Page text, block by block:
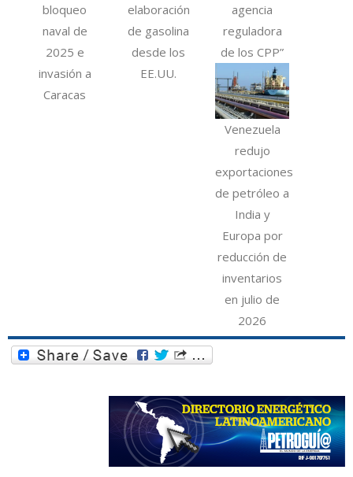
bloqueo
naval de
2025 e
invasión a
Caracas
elaboración
de gasolina
desde los
EE.UU.
agencia
reguladora
de los CPP”
Venezuela
redujo
exportaciones
de petróleo a
India y
Europa por
reducción de
inventarios
en julio de
2026